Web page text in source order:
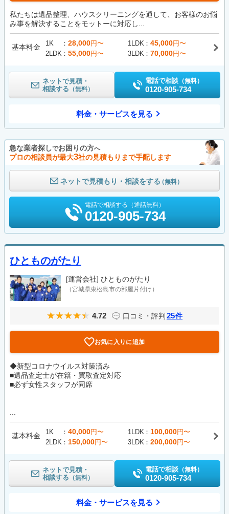
私たちは遺品整理、ハウスクリーニングを通して、お客様のお悩
み事を解決することをモットーに対応し...
基本料金 1K 28,000円〜 1LDK 45,000円〜
2LDK
55,000円〜 3LDK 70,000円〜
ネットで見積・
相談する （無料）
電話で相談 （無料）
0120-905-734
料金・サービスを見る
急な業者探しでお困りの方へ
プロの相談員が最大3社の見積もりまで手配します
ネットで見積もり・相談をする（無料）
電話で相談する（通話無料）
0120-905-734
ひとものがたり
[運営会社] ひとものがたり
（宮城県東松島市の部屋片付け）
4.72 口コミ・評判 25件
お気に入りに追加
◆新型コロナウイルス対策済み
■遺品査定士が在籍・買取査定対応
■必ず女性スタッフが同席
基本料金 1K 40,000円〜 1LDK 100,000円〜
2LDK
150,000円〜 3LDK 200,000円〜
ネットで見積・
相談する （無料）
電話で相談 （無料）
0120-905-734
料金・サービスを見る